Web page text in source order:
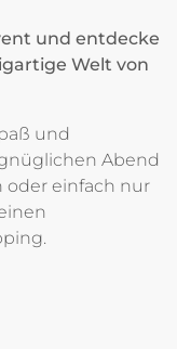
und entdecke
Welt von
und
Abend
oder einfach nur